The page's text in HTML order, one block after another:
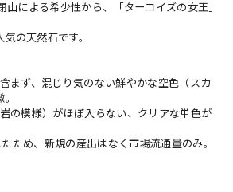
山による希少性から、「ターコイズの女王」
の天然石です。
まず、混じり気のない鮮やかな空色（スカ
の模様）がほぼ入らない、クリアな単色が
ため、新規の産出はなく市場流通量のみ。